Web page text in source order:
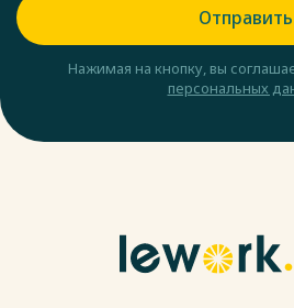
Отправить
Нажимая на кнопку, вы
персональных